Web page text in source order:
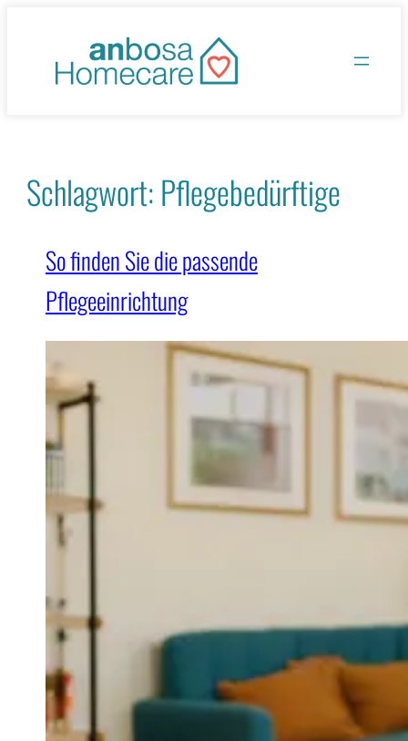
springen
Schlagwort:Pflegebedürftige
So finden Sie die passende
Pflegeeinrichtung